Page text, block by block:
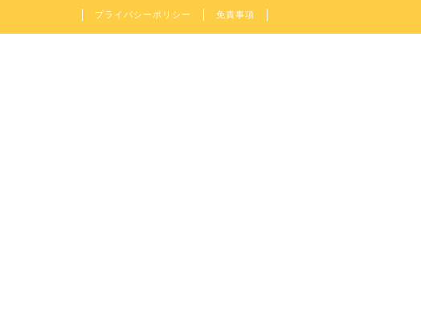
プライバシーポリシー 免責事項